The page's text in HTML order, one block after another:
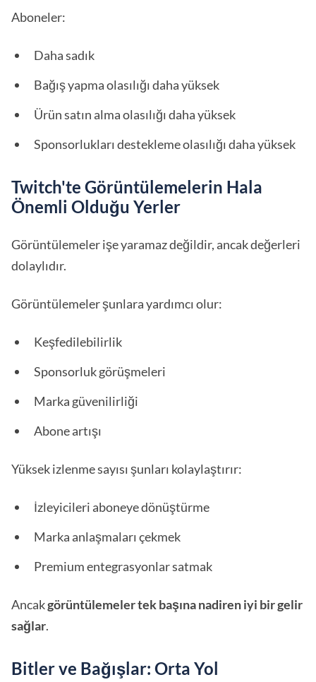
Aboneler:
Daha sadık
Bağış yapma olasılığı daha yüksek
Ürün satın alma olasılığı daha yüksek
Sponsorlukları destekleme olasılığı daha yüksek
Twitch'te Görüntülemelerin Hala
Önemli Olduğu Yerler
Görüntülemeler işe yaramaz değildir, ancak değerleri
dolaylıdır.
Görüntülemeler şunlara yardımcı olur:
Keşfedilebilirlik
Sponsorluk görüşmeleri
Marka güvenilirliği
Abone artışı
Yüksek izlenme sayısı şunları kolaylaştırır:
İzleyicileri aboneye dönüştürme
Marka anlaşmaları çekmek
Premium entegrasyonlar satmak
Ancakgörüntülemeler tek başına nadiren iyi bir gelir
sağlar.
Bitler ve Bağışlar: Orta Yol